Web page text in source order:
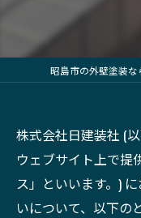
昭島市の外壁塗装
株式会社日建装社 (
ウェブサイト上で提
ス」といいます。)
いについて、以下の